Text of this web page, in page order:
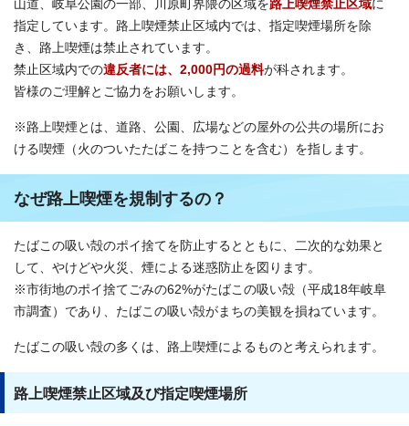
山道、岐阜公園の一部、川原町界隈の区域を路上喫煙禁止区域に
指定しています。路上喫煙禁止区域内では、指定喫煙場所を除
き、路上喫煙は禁止されています。
禁止区域内での違反者には、2,000円の過料が科されます。
皆様のご理解とご協力をお願いします。
※路上喫煙とは、道路、公園、広場などの屋外の公共の場所にお
ける喫煙（火のついたたばこを持つことを含む）を指します。
なぜ路上喫煙を規制するの？
たばこの吸い殻のポイ捨てを防止するとともに、二次的な効果と
して、やけどや火災、煙による迷惑防止を図ります。
※市街地のポイ捨てごみの62%がたばこの吸い殻（平成18年岐阜
市調査）であり、たばこの吸い殻がまちの美観を損ねています。
たばこの吸い殻の多くは、路上喫煙によるものと考えられます。
路上喫煙禁止区域及び指定喫煙場所